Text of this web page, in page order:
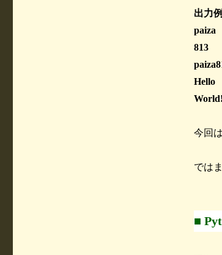
出力
paiza
813
Hello
World!
今回
では
■